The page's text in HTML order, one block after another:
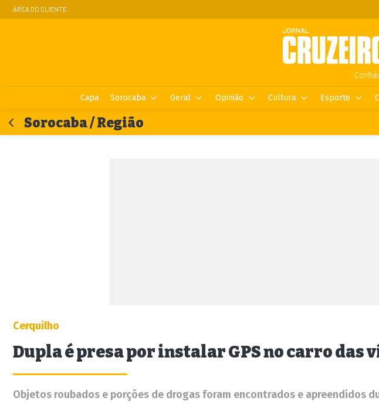
ÁREA DO CLIENTE
Capa Sorocaba Geral Opinião Cultura Esporte
Sorocaba / Região
Cerquilho
Dupla é presa por instalar GPS no carro
Objetos roubados e porções de drogas foram encontrados e apreendidos